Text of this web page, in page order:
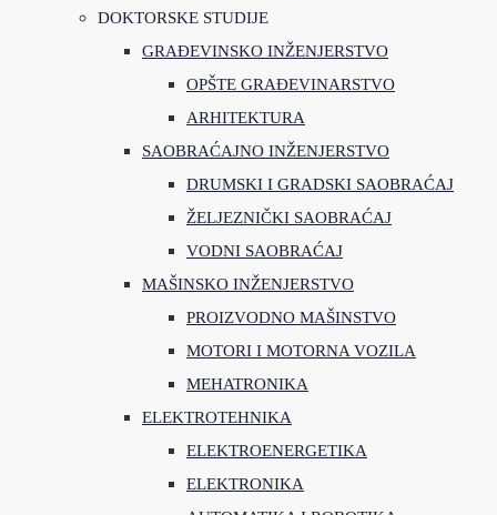
DOKTORSKE STUDIJE
GRAĐEVINSKO INŽENJERSTVO
OPŠTE GRAĐEVINARSTVO
ARHITEKTURA
SAOBRAĆAJNO INŽENJERSTVO
DRUMSKI I GRADSKI SAOBRAĆAJ
ŽELJEZNIČKI SAOBRAĆAJ
VODNI SAOBRAĆAJ
MAŠINSKO INŽENJERSTVO
PROIZVODNO MAŠINSTVO
MOTORI I MOTORNA VOZILA
MEHATRONIKA
ELEKTROTEHNIKA
ELEKTROENERGETIKA
ELEKTRONIKA